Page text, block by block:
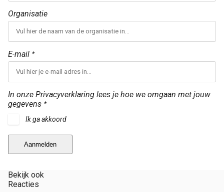
Organisatie
E-mail *
In onze Privacyverklaring lees je hoe we omgaan met jouw
gegevens *
Ik ga akkoord
Aanmelden
Bekijk ook
Reacties